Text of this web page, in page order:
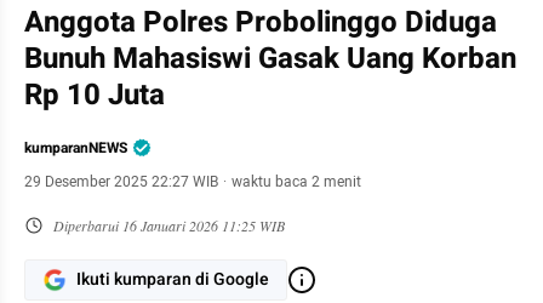
Anggota Polres Probolinggo Diduga
Bunuh Mahasiswi Gasak Uang Korban
Rp 10 Juta
kumparanNEWS
29 Desember 2025 22:27 WIB · waktu baca 2 menit
Diperbarui 16 Januari 2026 11:25 WIB
Ikuti kumparan di Google